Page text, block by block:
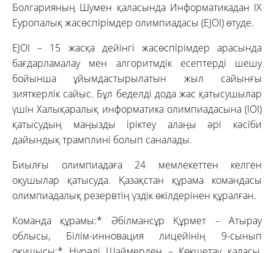
Болгарияның Шумен қаласында Информатикадан IX
Еуропалық жасөспірімдер олимпиадасы (EJOI) өтуде.
EJOI – 15 жасқа дейінгі жасөспірімдер арасында
бағдарламалау мен алгоритмдік есептерді шешу
бойынша ұйымдастырылатын жыл сайынғы
зияткерлік сайыс. Бұл беделді дода жас қатысушылар
үшін Халықаралық информатика олимпиадасына (IOI)
қатысудың маңызды іріктеу алаңы әрі кәсіби
дайындық трамплині болып саналады.
Биылғы олимпиадаға 24 мемлекеттен келген
оқушылар қатысуда. Қазақстан құрама командасы
олимпиадалық резервтің үздік өкілдерінен құралған.
Команда құрамы:* Әбілмансұр Құрмет – Атырау
облысы, Білім-инновация лицейінің 9-сынып